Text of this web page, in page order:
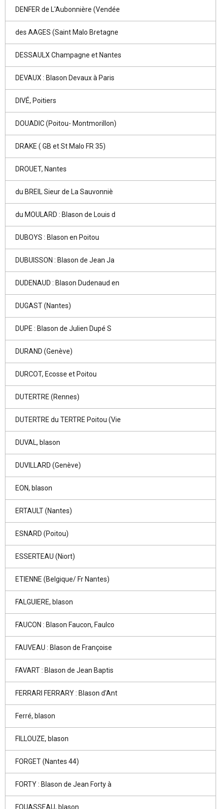
DENFER de L'Aubonnière (Vendée
des AAGES (Saint Malo Bretagne
DESSAULX Champagne et Nantes
DEVAUX : Blason Devaux à Paris
DIVÉ, Poitiers
DOUADIC (Poitou- Montmorillon)
DRAKE ( GB et St Malo FR 35)
DROUET, Nantes
du BREIL Sieur de La Sauvonniè
du MOULARD : Blason de Louis d
DUBOYS : Blason en Poitou
DUBUISSON : Blason de Jean Ja
DUDENAUD : Blason Dudenaud en
DUGAST (Nantes)
DUPE : Blason de Julien Dupé S
DURAND (Genève)
DURCOT, Ecosse et Poitou
DUTERTRE (Rennes)
DUTERTRE du TERTRE Poitou (Vie
DUVAL, blason
DUVILLARD (Genève)
EON, blason
ERTAULT (Nantes)
ESNARD (Poitou)
ESSERTEAU (Niort)
ETIENNE (Belgique/ Fr Nantes)
FALGUIERE, blason
FAUCON : Blason Faucon, Faulco
FAUVEAU : Blason de Françoise
FAVART : Blason de Jean Baptis
FERRARI FERRARY : Blason d'Ant
Ferré, blason
FILLOUZE, blason
FORGET (Nantes 44)
FORTY : Blason de Jean Forty à
FOUASSEAU, blason